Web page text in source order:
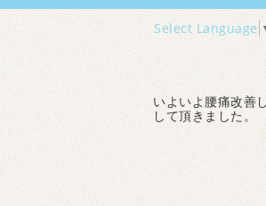
Select Language
いよいよ腰痛改善
して頂きました。